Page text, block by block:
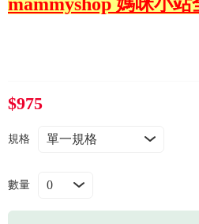
購物流程
常見問題
折價券、紅利說明
$975
規格
數量